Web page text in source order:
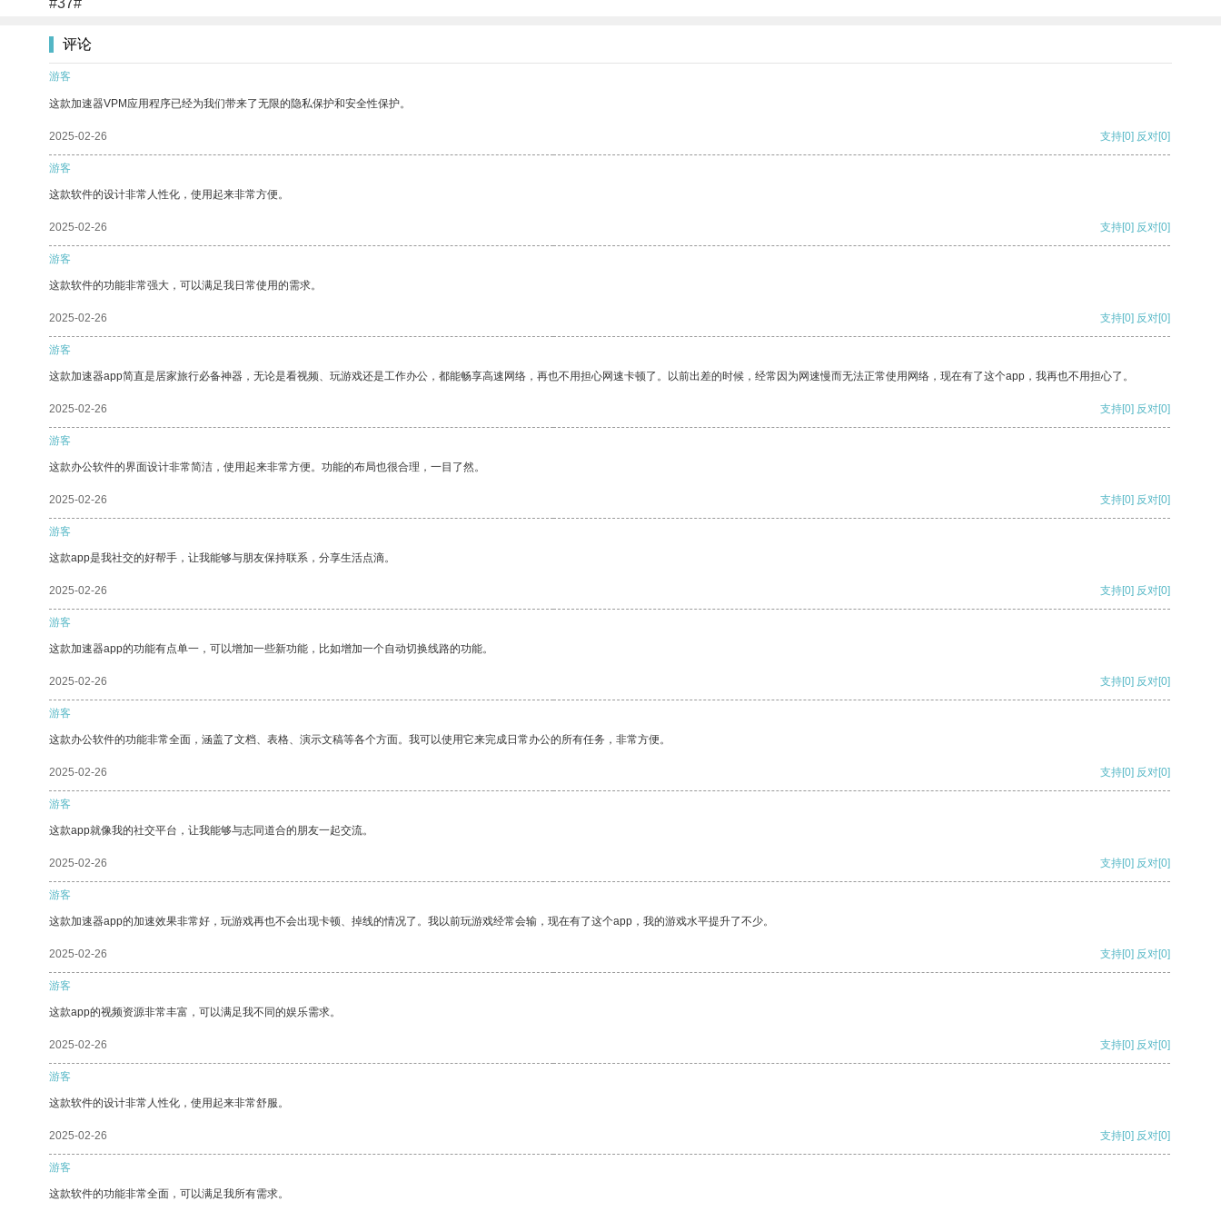
#37#
评论
游客
这款加速器VPM应用程序已经为我们带来了无限的隐私保护和安全性保护。
2025-02-26 支持[0] 反对[0]
游客
这款软件的设计非常人性化，使用起来非常方便。
2025-02-26 支持[0] 反对[0]
游客
这款软件的功能非常强大，可以满足我日常使用的需求。
2025-02-26 支持[0] 反对[0]
游客
这款加速器app简直是居家旅行必备神器，无论是看视频、玩游戏还是工作办公，都能畅享高速网络，再也不用担心网速卡顿了。以前出差的时候，经常因为网速慢而无法正常使用网络，现在有了这个app，我再也不用担心了。
2025-02-26 支持[0] 反对[0]
游客
这款办公软件的界面设计非常简洁，使用起来非常方便。功能的布局也很合理，一目了然。
2025-02-26 支持[0] 反对[0]
游客
这款app是我社交的好帮手，让我能够与朋友保持联系，分享生活点滴。
2025-02-26 支持[0] 反对[0]
游客
这款加速器app的功能有点单一，可以增加一些新功能，比如增加一个自动切换线路的功能。
2025-02-26 支持[0] 反对[0]
游客
这款办公软件的功能非常全面，涵盖了文档、表格、演示文稿等各个方面。我可以使用它来完成日常办公的所有任务，非常方便。
2025-02-26 支持[0] 反对[0]
游客
这款app就像我的社交平台，让我能够与志同道合的朋友一起交流。
2025-02-26 支持[0] 反对[0]
游客
这款加速器app的加速效果非常好，玩游戏再也不会出现卡顿、掉线的情况了。我以前玩游戏经常会输，现在有了这个app，我的游戏水平提升了不少。
2025-02-26 支持[0] 反对[0]
游客
这款app的视频资源非常丰富，可以满足我不同的娱乐需求。
2025-02-26 支持[0] 反对[0]
游客
这款软件的设计非常人性化，使用起来非常舒服。
2025-02-26 支持[0] 反对[0]
游客
这款软件的功能非常全面，可以满足我所有需求。